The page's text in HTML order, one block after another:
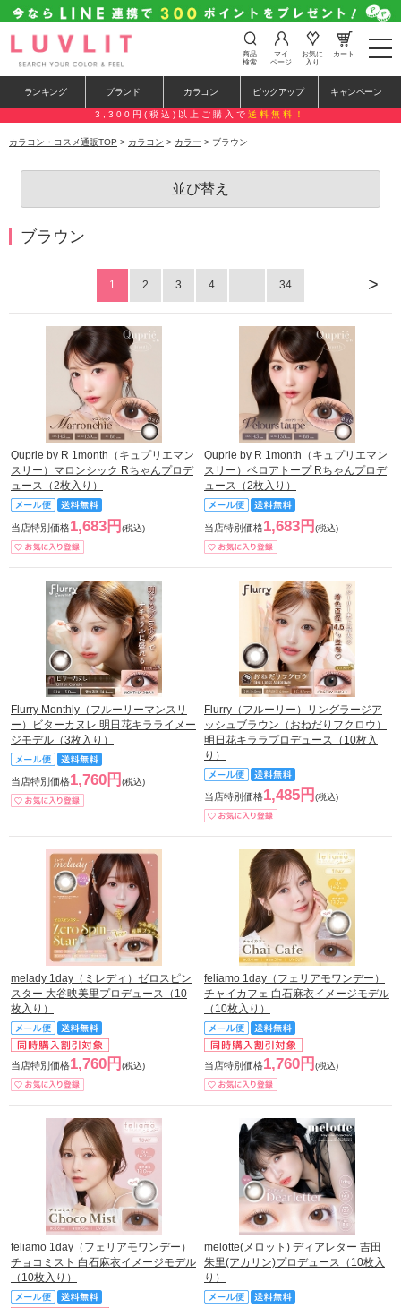
t
o
e
n
t
商品
検索
マイ
ページ
お気に
入り
カート
ランキング ブランド カラコン ピックアップ キャンペーン
3,300円(税込)以上ご購入で 送料無料！
カラコン・コスメ通販TOP > カラコン > カラー > ブラウン
並び替え
ブラウン
>
1 2 3 4 … 34
Quprie by R 1month（キュプリエマン
スリー）マロンシック Rちゃんプロデ
ュース（2枚入り）
当店特別価格1,683円 (税込)
Quprie by R 1month（キュプリエマン
スリー）ベロアトープ Rちゃんプロデ
ュース（2枚入り）
当店特別価格1,683円 (税込)
Flurry Monthly（フルーリーマンスリ
ー）ビターカヌレ 明日花キラライメー
ジモデル（3枚入り）
当店特別価格1,760円 (税込)
Flurry（フルーリー）リングラージア
ッシュブラウン（おねだりフクロウ）
明日花キララプロデュース（10枚入
り）
当店特別価格1,485円 (税込)
melady 1day（ミレディ）ゼロスピン
スター 大谷映美里プロデュース（10
枚入り）
当店特別価格1,760円 (税込)
feliamo 1day（フェリアモワンデー）
チャイカフェ 白石麻衣イメージモデル
（10枚入り）
当店特別価格1,760円 (税込)
feliamo 1day（フェリアモワンデー）
チョコミスト 白石麻衣イメージモデル
（10枚入り）
melotte(メロット) ディアレター 吉田
朱里(アカリン)プロデュース（10枚入
り）